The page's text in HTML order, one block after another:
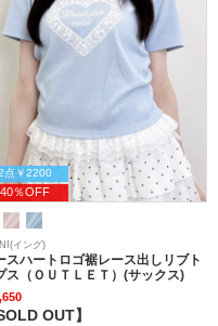
点￥2200
40％OFF
イング)
スハートロゴ裾レース出しリブト
ス（ＯＵＴＬＥＴ）(サックス)
OUT】